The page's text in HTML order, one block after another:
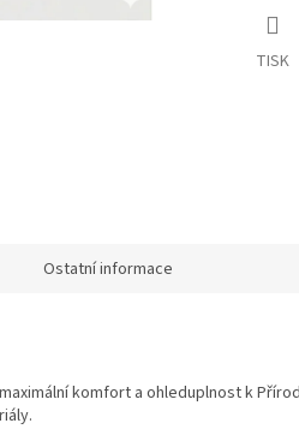
TISK
Ostatní informace
komfort a ohleduplnost k